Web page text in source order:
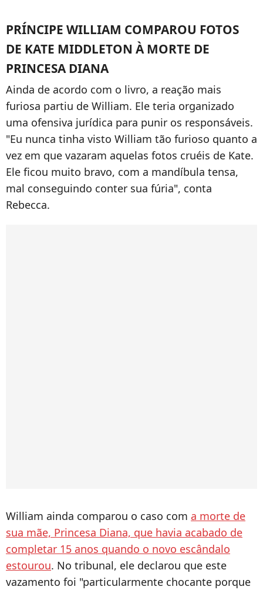
PRÍNCIPE WILLIAM COMPAROU FOTOS
DE KATE MIDDLETON À MORTE DE
PRINCESA DIANA
Ainda de acordo com o livro, a reação mais
furiosa partiu de William. Ele teria organizado
uma ofensiva jurídica para punir os responsáveis.
"Eu nunca tinha visto William tão furioso quanto a
vez em que vazaram aquelas fotos cruéis de Kate.
Ele ficou muito bravo, com a mandíbula tensa,
mal conseguindo conter sua fúria", conta
Rebecca.
William ainda comparou o caso com a morte de
sua mãe, Princesa Diana, que havia acabado de
completar 15 anos quando o novo escândalo
estourou. No tribunal, ele declarou que este
vazamento foi "particularmente chocante porque